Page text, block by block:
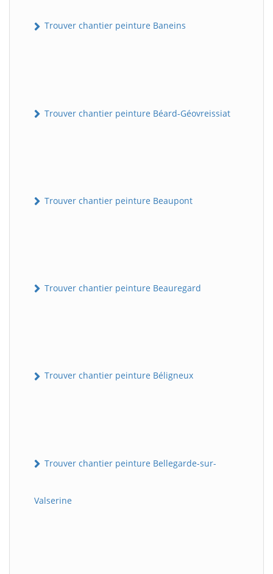
Trouver chantier peinture Baneins
Trouver chantier peinture Béard-Géovreissiat
Trouver chantier peinture Beaupont
Trouver chantier peinture Beauregard
Trouver chantier peinture Béligneux
Trouver chantier peinture Bellegarde-sur-
Valserine